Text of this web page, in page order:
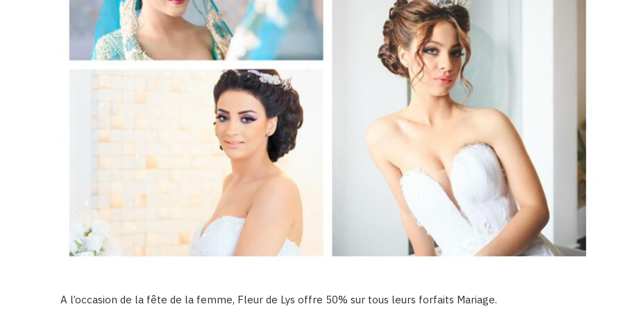
A l’occasion de la fête de la femme, Fleur de Lys offre 50% sur tous leurs forfaits Mariage.